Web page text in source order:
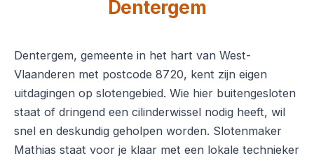
Dentergem
Dentergem, gemeente in het hart van West-
Vlaanderen met postcode 8720, kent zijn eigen
uitdagingen op slotengebied. Wie hier buitengesloten
staat of dringend een cilinderwissel nodig heeft, wil
snel en deskundig geholpen worden. Slotenmaker
Mathias staat voor je klaar met een lokale technieker